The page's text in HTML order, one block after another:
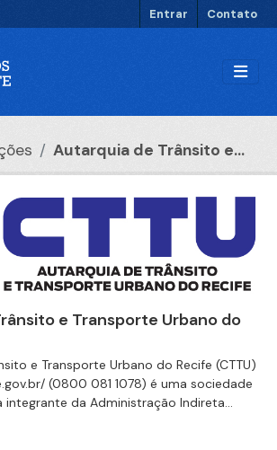
Entrar Contato
Autarquia de Trânsito e...
e Transporte Urbano do
e Transporte Urbano do Recife (CTTU)
(0800 081 1078) é uma sociedade
da Administração Indireta...